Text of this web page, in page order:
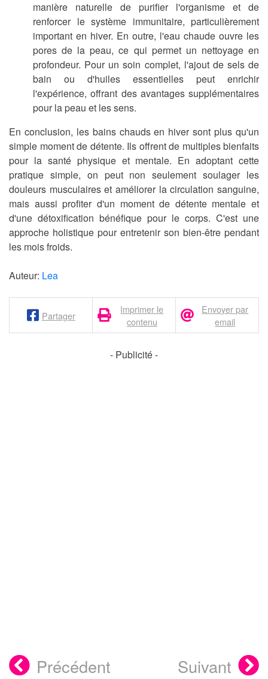
manière naturelle de purifier l'organisme et de
renforcer le système immunitaire, particulièrement
important en hiver. En outre, l'eau chaude ouvre les
pores de la peau, ce qui permet un nettoyage en
profondeur. Pour un soin complet, l'ajout de sels de
bain ou d'huiles essentielles peut enrichir
l'expérience, offrant des avantages supplémentaires
pour la peau et les sens.
En conclusion, les bains chauds en hiver sont plus qu'un
simple moment de détente. Ils offrent de multiples bienfaits
pour la santé physique et mentale. En adoptant cette
pratique simple, on peut non seulement soulager les
douleurs musculaires et améliorer la circulation sanguine,
mais aussi profiter d'un moment de détente mentale et
d'une détoxification bénéfique pour le corps. C'est une
approche holistique pour entretenir son bien-être pendant
les mois froids.
Auteur: Lea
Partager
Imprimer le
contenu
Envoyer par
email
- Publicité -
Précédent Suivant